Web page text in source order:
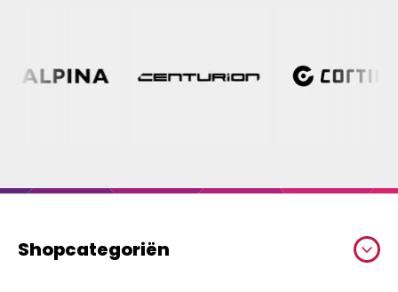
Shopcategoriën